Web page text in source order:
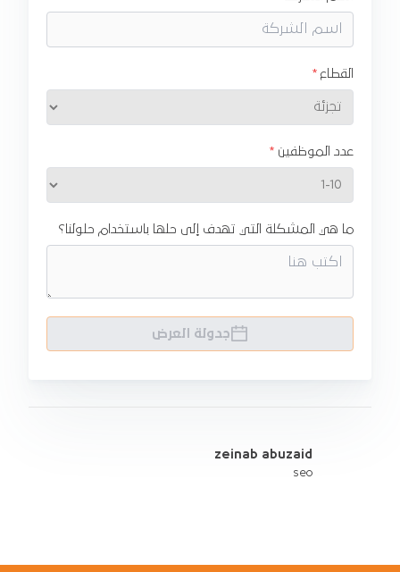
القطاع
عدد الموظفين
ما هي المشكلة التي تهدف إلى حلها باستخدام حلولنا؟
جدولة العرض
zeinab abuzaid
seo